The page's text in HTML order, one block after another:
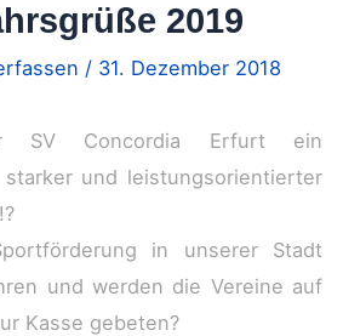
2019
/ 31. Dezember 2018
SV Concordia Erfurt ein
und leistungsorientierter
in unserer Stadt
und werden die Vereine auf
Kasse gebeten?